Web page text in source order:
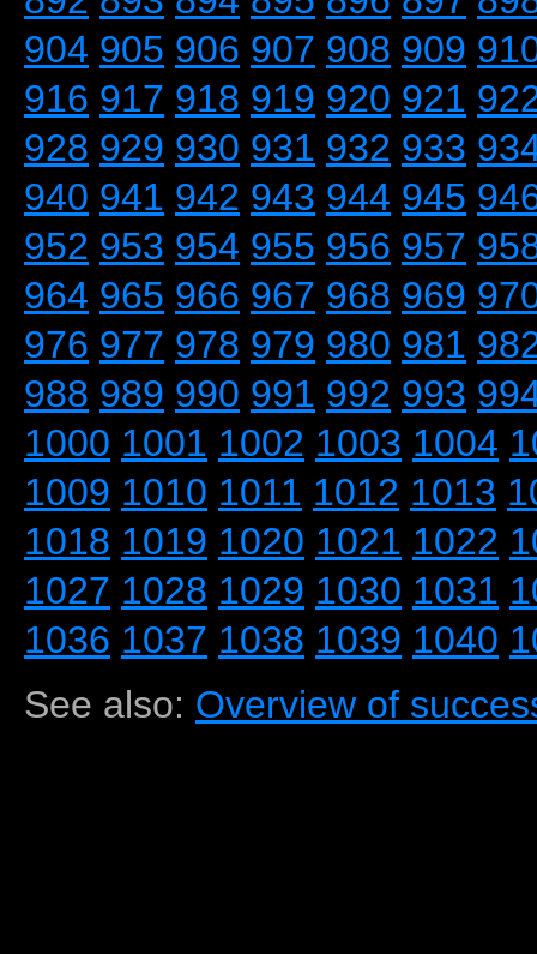
904 905 906 907 908 909
916 917 918 919 920 921
928 929 930 931 932 933
940 941 942 943 944 945
952 953 954 955 956 957
964 965 966 967 968 969
976 977 978 979 980 981
988 989 990 991 992 993
1000 1001 1002 1003 1004
1009 1010 1011 1012 1013
1018 1019 1020 1021 1022
1027 1028 1029 1030 1031
1036 1037 1038 1039 1040
See also: Overview of